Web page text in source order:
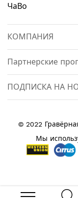
ЧаВо
КОМПАНИЯ
Партнерские
ПОДПИСКА НА
© 2022
Мы